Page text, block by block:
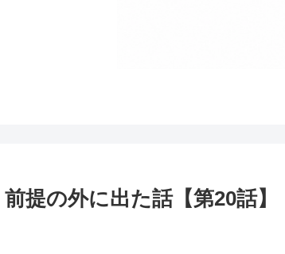
提の外に出た話【第20話】